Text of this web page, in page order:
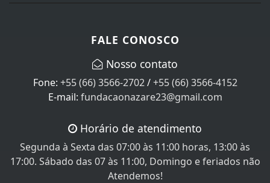
FALE CONOSCO
Nosso contato
Fone: +55 (66) 3566-2702/+55 (66) 3566-4152
E-mail: fundacaonazare23@gmail.com
Horário de atendimento
Segunda à Sexta das 07:00 às 11:00 horas, 13:00 às
17:00. Sábado das 07 às 11:00, Domingo e feriados não
Atendemos!